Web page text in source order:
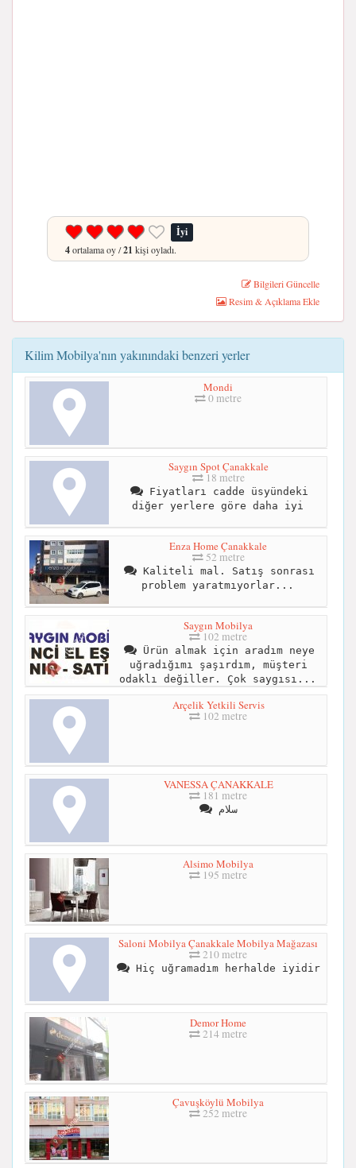
İyi
4ortalama oy /21 kişi oyladı.
Bilgileri Güncelle
Resim & Açıklama Ekle
Kilim Mobilya'nın yakınındaki benzeri yerler
Mondi
0 metre
Saygın Spot Çanakkale
18 metre
Fiyatları cadde üsyündeki
diğer yerlere göre daha iyi
Enza Home Çanakkale
52 metre
Kaliteli mal. Satış sonrası
problem yaratmıyorlar...
Saygın Mobilya
102 metre
Ürün almak için aradım neye
uğradığımı şaşırdım, müşteri
odaklı değiller. Çok saygısı...
Arçelik Yetkili Servis
102 metre
VANESSA ÇANAKKALE
181 metre
سلام
Alsimo Mobilya
195 metre
Saloni Mobilya Çanakkale Mobilya Mağazası
210 metre
Hiç uğramadım herhalde iyidir
Demor Home
214 metre
Çavuşköylü Mobilya
252 metre